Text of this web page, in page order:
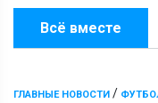
Всё вместе
ГЛАВНЫЕ НОВОСТИ /